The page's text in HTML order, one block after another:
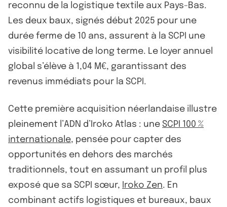
reconnu de la logistique textile aux Pays-Bas.
Les deux baux, signés début 2025 pour une
durée ferme de 10 ans, assurent à la SCPI une
visibilité locative de long terme. Le loyer annuel
global s’élève à 1,04 M€, garantissant des
revenus immédiats pour la SCPI.
Cette première acquisition néerlandaise illustre
pleinement l’ADN d’Iroko Atlas : une SCPI 100 %
internationale, pensée pour capter des
opportunités en dehors des marchés
traditionnels, tout en assumant un profil plus
exposé que sa SCPI sœur, Iroko Zen. En
combinant actifs logistiques et bureaux, baux